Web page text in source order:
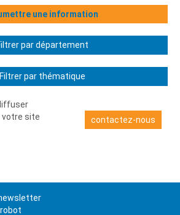
une information
par département
Filtrer par thématique
votre site
contactez-nous